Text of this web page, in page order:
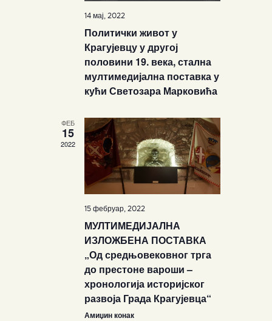
14 мај, 2022
Политички живот у
Крагујевцу у другој
половини 19. века, стална
мултимедијална поставка у
кући Светозара Марковића
ФЕБ
15
2022
15 фебруар, 2022
МУЛТИМЕДИЈАЛНА
ИЗЛОЖБЕНА ПОСТАВКА
„Од средњовековног трга
до престоне вароши –
хронологија историјског
развоја Града Крагујевца“
Амиџин конак